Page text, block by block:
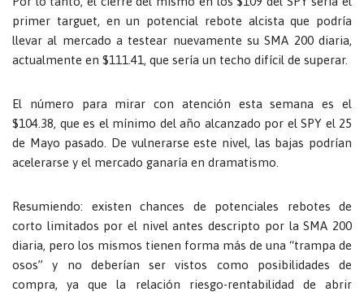
primer targuet, en un potencial rebote alcista que podría
llevar al mercado a testear nuevamente su SMA 200 diaria,
actualmente en $111.41, que sería un techo difícil de superar.
El número para mirar con atención esta semana es el
$104.38, que es el mínimo del año alcanzado por el SPY el 25
de Mayo pasado. De vulnerarse este nivel, las bajas podrían
acelerarse y el mercado ganaría en dramatismo.
Resumiendo: existen chances de potenciales rebotes de
corto limitados por el nivel antes descripto por la SMA 200
diaria, pero los mismos tienen forma más de una “trampa de
osos” y no deberían ser vistos como posibilidades de
compra, ya que la relación riesgo-rentabilidad de abrir